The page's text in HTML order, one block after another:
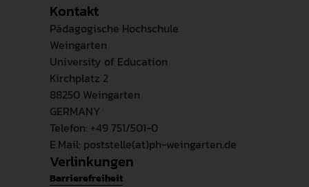
Kontakt
Pädagogische Hochschule
Weingarten
University of Education
Kirchplatz 2
88250 Weingarten
GERMANY
Telefon: +49 751/501-0
E.Mail: poststelle(at)ph-weingarten.de
Verlinkungen
Barrierefreiheit